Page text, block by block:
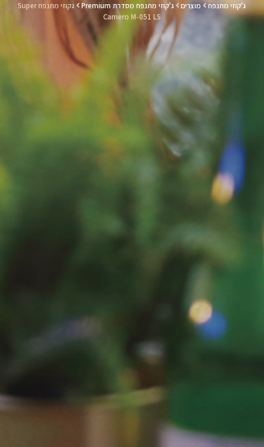
ג'קוזי מתנפח מוצרים ג'קוזי מתנפח מסדרת Premium
גקוזי מתנפח Super
Camero M-051 LS